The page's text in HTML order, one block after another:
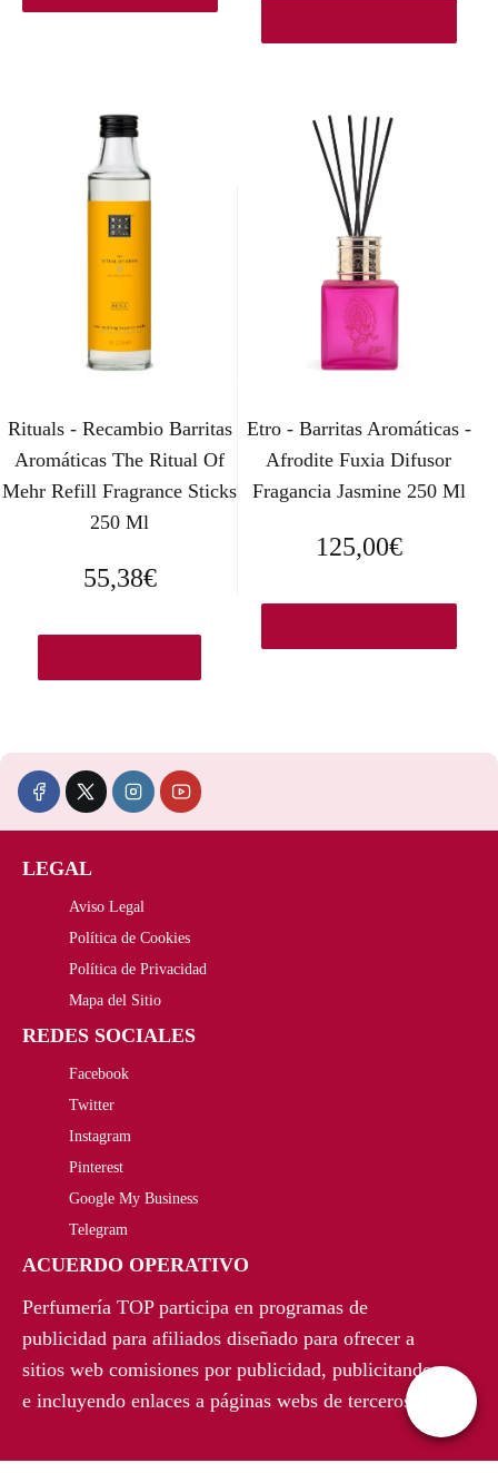
Rituals - Recambio Barritas
Aromáticas The Ritual Of
Mehr Refill Fragrance Sticks
250 Ml
55,38€
Etro - Barritas Aromáticas -
Afrodite Fuxia Difusor
Fragancia Jasmine 250 Ml
125,00€
LEGAL
Aviso Legal
Política de Cookies
Política de Privacidad
Mapa del Sitio
REDES SOCIALES
Facebook
Twitter
Instagram
Pinterest
Google My Business
Telegram
ACUERDO OPERATIVO
Perfumería TOP participa en programas de
publicidad para afiliados diseñado para ofrecer a
sitios web comisiones por publicidad, publicitando
e incluyendo enlaces a páginas webs de terceros.